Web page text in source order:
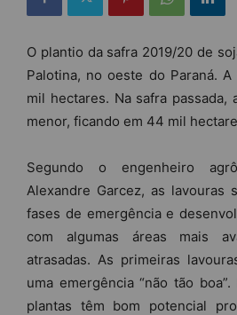
O plantio da safra 2019/20 de
Palotina, no oeste do Paraná.
mil hectares. Na safra passada,
menor, ficando em 44 mil
Segundo o engenheiro
Alexandre Garcez, as lavouras
fases de emergência e
com algumas áreas mais
atrasadas. As primeiras
uma emergência “não tão
plantas têm bom potencial